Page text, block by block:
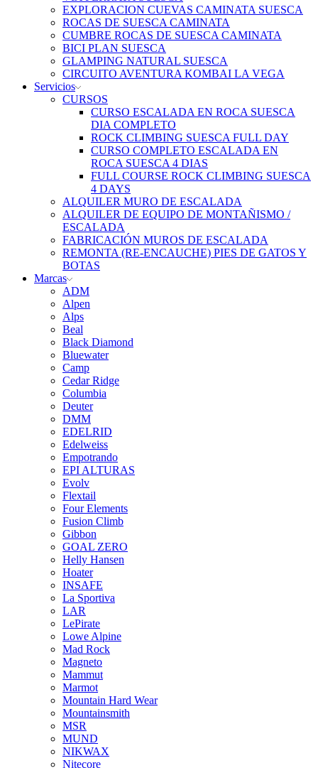
EXPLORACION CUEVAS CAMINATA SUESCA
ROCAS DE SUESCA CAMINATA
CUMBRE ROCAS DE SUESCA CAMINATA
BICI PLAN SUESCA
GLAMPING NATURAL SUESCA
CIRCUITO AVENTURA KOMBAI LA VEGA
Servicios
CURSOS
CURSO ESCALADA EN ROCA SUESCA
DIA COMPLETO
ROCK CLIMBING SUESCA FULL DAY
CURSO COMPLETO ESCALADA EN
ROCA SUESCA 4 DIAS
FULL COURSE ROCK CLIMBING SUESCA
4 DAYS
ALQUILER MURO DE ESCALADA
ALQUILER DE EQUIPO DE MONTAÑISMO /
ESCALADA
FABRICACIÓN MUROS DE ESCALADA
REMONTA (RE-ENCAUCHE) PIES DE GATOS Y
BOTAS
Marcas
ADM
Alpen
Alps
Beal
Black Diamond
Bluewater
Camp
Cedar Ridge
Columbia
Deuter
DMM
EDELRID
Edelweiss
Empotrando
EPI ALTURAS
Evolv
Flextail
Four Elements
Fusion Climb
Gibbon
GOAL ZERO
Helly Hansen
Hoater
INSAFE
La Sportiva
LAR
LePirate
Lowe Alpine
Mad Rock
Magneto
Mammut
Marmot
Mountain Hard Wear
Mountainsmith
MSR
MUND
NIKWAX
Nitecore